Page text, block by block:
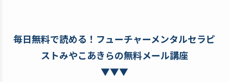
毎日無料で読める！フューチャーメンタルセラピ
ストみやこあきらの無料メール講座
▼▼▼